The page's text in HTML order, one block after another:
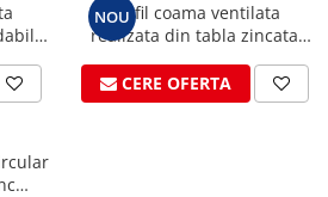
NOU
Profil coama ventilata
realizata din tabla zincata
CERE OFERTA